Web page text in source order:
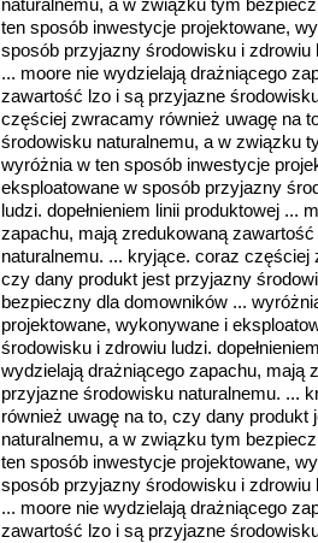
naturalnemu, a w związku tym
ten sposób inwestycje projektowane,
sposób przyjazny środowisku i zdrowiu
... moore nie wydzielają drażniącego
zawartość lzo i są przyjazne
częściej zwracamy również uwagę na
środowisku naturalnemu, a w związku
wyróżnia w ten sposób inwestycje
eksploatowane w sposób przyjazny
ludzi. dopełnieniem linii produktowej ...
zapachu, mają zredukowaną
naturalnemu. ... kryjące. coraz
czy dany produkt jest przyjazny
bezpieczny dla domowników ...
projektowane, wykonywane i
środowisku i zdrowiu ludzi.
wydzielają drażniącego zapachu, mają
przyjazne środowisku naturalnemu. ...
również uwagę na to, czy dany
naturalnemu, a w związku tym
ten sposób inwestycje projektowane,
sposób przyjazny środowisku i zdrowiu
... moore nie wydzielają drażniącego
zawartość lzo i są przyjazne